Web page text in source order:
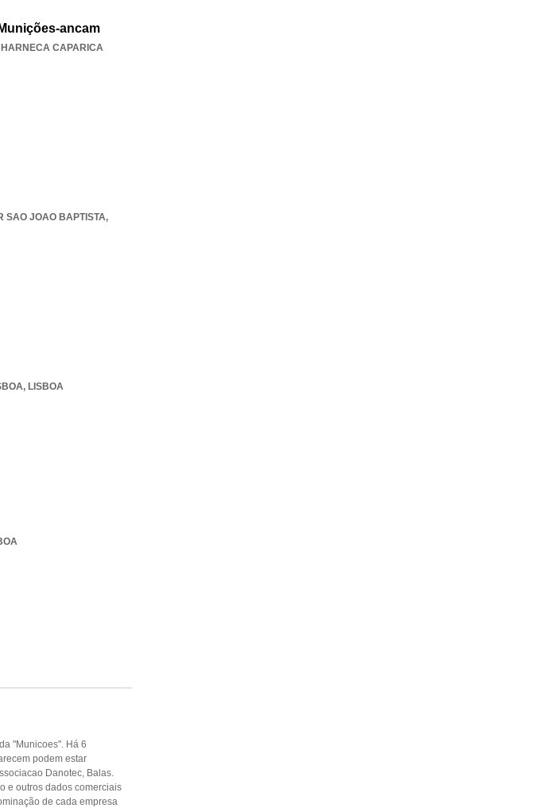
ancam
CAPARICA
SAO JOAO BAPTISTA,
, LISBOA
"Municoes". Há 6
podem estar
Danotec, Balas.
e outros dados comerciais
de cada empresa